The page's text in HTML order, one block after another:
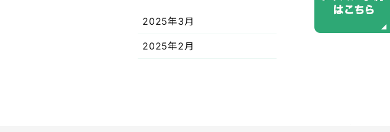
2025年3月
2025年2月